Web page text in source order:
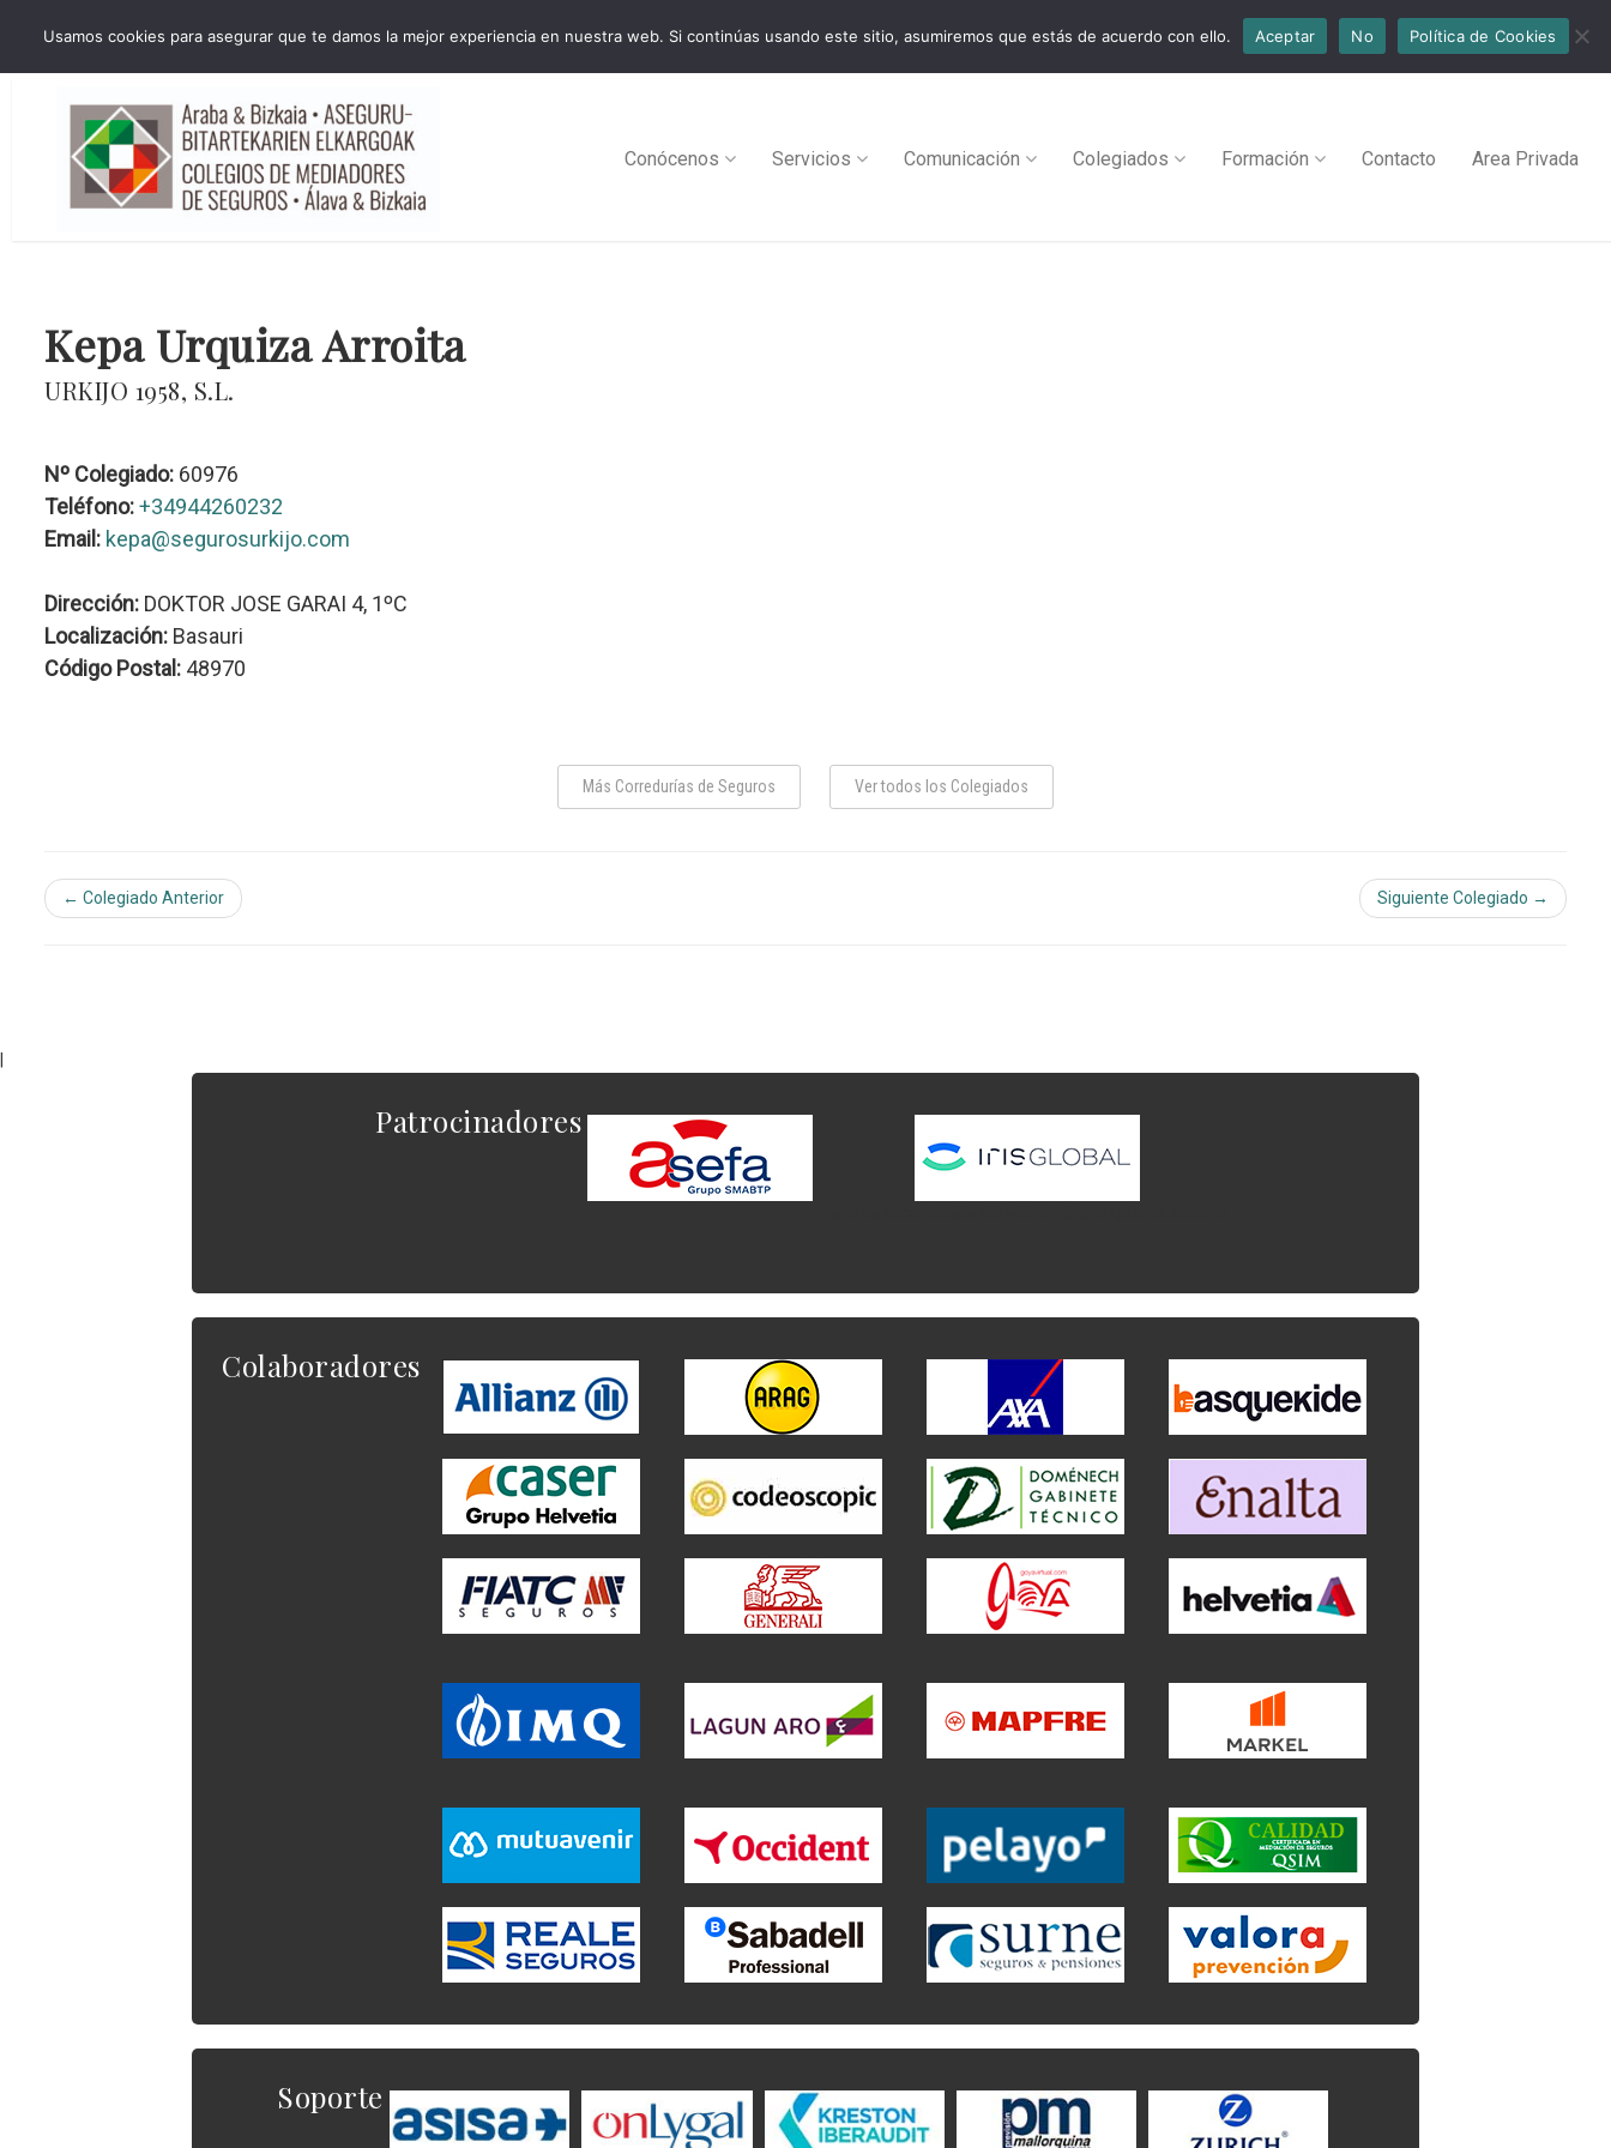
administracion@cmsab.eus 94.442.43.43 Móvil y Whatsapp 688.889.170
Conócenos Servicios Comunicación Colegiados Formación Contacto Area Privada
Kepa Urquiza Arroita
URKIJO 1958, S.L.
Nº Colegiado: 60976
Teléfono:+34944260232
Email: kepa@segurosurkijo.com
Dirección: DOKTOR JOSE GARAI 4, 1ºC
Localización: Basauri
Código Postal: 48970
Más Corredurías de Seguros Ver todos los Colegiados
← Colegiado Anterior Siguiente Colegiado →
|
Patrocinadores
Colaboradores
Soporte
Usamos cookies para asegurar que te damos la mejor experiencia en nuestra web. Si continúas usando este sitio, asumiremos que estás de acuerdo con ello. Aceptar No Política de Cookies